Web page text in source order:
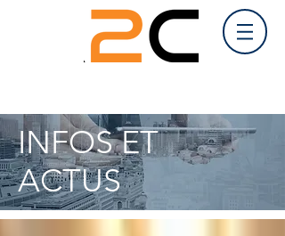
INFOS ET
ACTUS